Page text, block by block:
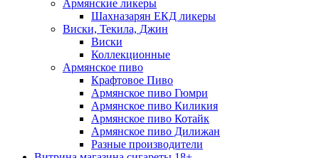
Армянские ликеры
Шахназарян ЕКД ликеры
Виски, Текила, Джин
Виски
Коллекционные
Армянское пиво
Крафтовое Пиво
Армянское пиво Гюмри
Армянское пиво Киликия
Армянское пиво Котайк
Армянское пиво Дилижан
Разные производители